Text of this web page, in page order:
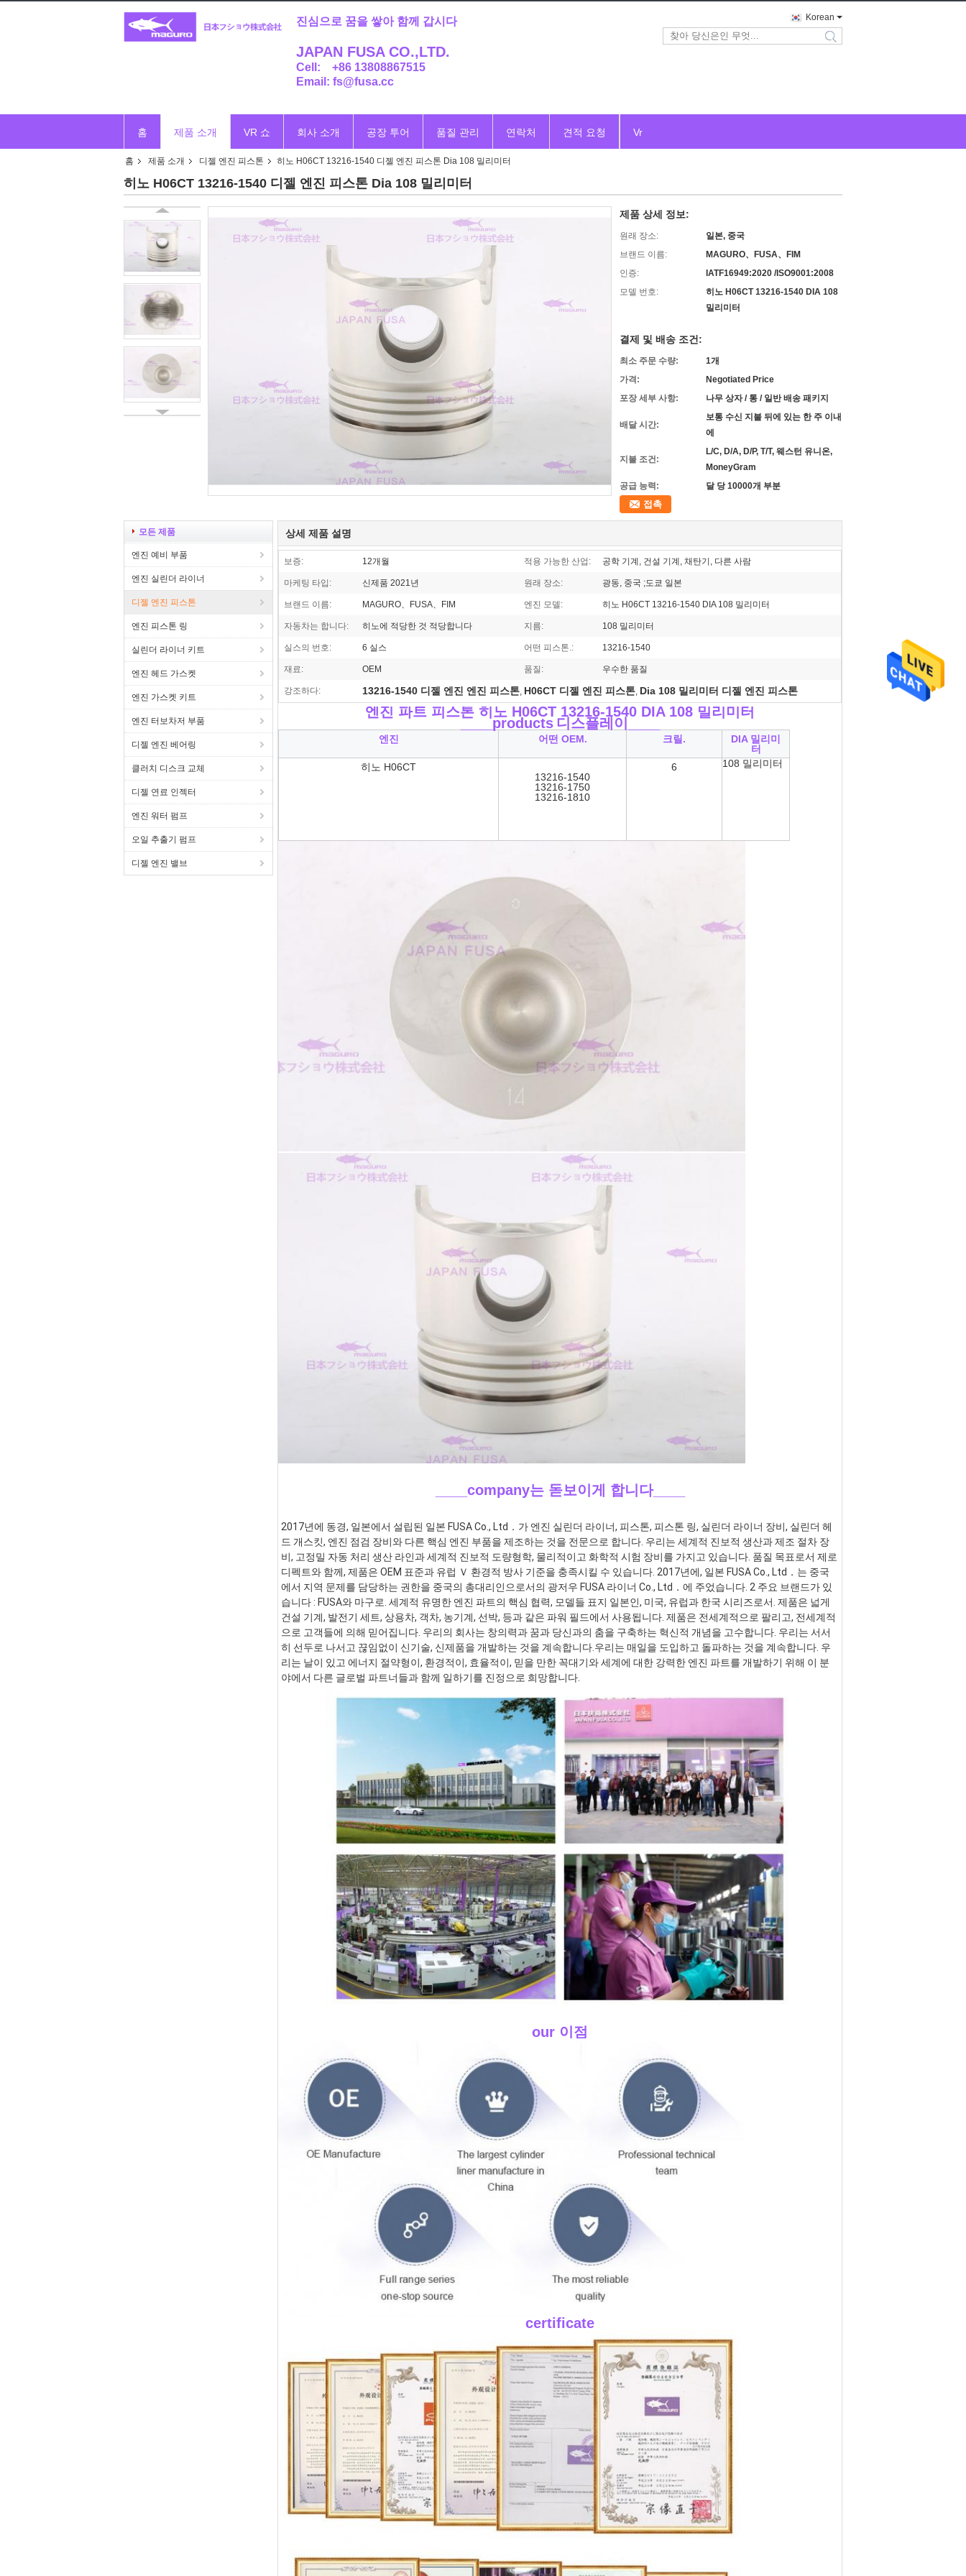
진심으로 꿈을 쌓아 함께 갑시다
JAPAN FUSA CO.,LTD.
Cell: +86 13808867515
Email: fs@fusa.cc
Korean
search
홈 제품 소개 VR 쇼 회사 소개 공장 투어 품질 관리 연락처 견적 요청 Vr
홈 제품 소개 디젤 엔진 피스톤 히노 H06CT 13216-1540 디젤 엔진 피스톤 Dia 108 밀리미터
히노 H06CT 13216-1540 디젤 엔진 피스톤 Dia 108 밀리미터
제품 상세 정보:
원래 장소:
일본, 중국
브랜드 이름:
MAGURO、FUSA、FIM
인증:
IATF16949:2020 /ISO9001:2008
모델 번호:
히노 H06CT 13216-1540 DIA 108
밀리미터
결제 및 배송 조건:
최소 주문 수량:
1개
가격:
Negotiated Price
포장 세부 사항:
나무 상자 / 통 / 일반 배송 패키지
배달 시간:
보통 수신 지불 뒤에 있는 한 주 이내
에
지불 조건:
L/C, D/A, D/P, T/T, 웨스턴 유니온,
MoneyGram
공급 능력:
달 당 10000개 부분
접촉
모든 제품
엔진 예비 부품
엔진 실린더 라이너
디젤 엔진 피스톤
엔진 피스톤 링
실린더 라이너 키트
엔진 헤드 가스켓
엔진 가스켓 키트
엔진 터보차저 부품
디젤 엔진 베어링
클러치 디스크 교체
디젤 연료 인젝터
엔진 워터 펌프
오일 추출기 펌프
디젤 엔진 밸브
상세 제품 설명
보증: 12개월 적용 가능한 산업: 공학 기계, 건설 기계, 채탄기, 다른 사람
마케팅 타입: 신제품 2021년 원래 장소: 광동, 중국 ;도쿄 일본
브랜드 이름: MAGURO、FUSA、FIM 엔진 모델: 히노 H06CT 13216-1540 DIA 108 밀리미터
자동차는 합니다: 히노에 적당한 것 적당합니다 지름: 108 밀리미터
실스의 번호: 6 실스 어떤 피스톤.: 13216-1540
재료: OEM 품질: 우수한 품질
강조하다: 13216-1540 디젤 엔진 엔진 피스톤, H06CT 디젤 엔진 피스톤, Dia 108 밀리미터 디젤 엔진 피스톤
엔진 파트 피스톤 히노 H06CT 13216-1540 DIA 108 밀리미터
____products 디스플레이____
엔진 어떤 OEM. 크릴.
DIA 밀리미
터
히노 H06CT
13216-1540
13216-1750
13216-1810
6 108 밀리미터
____company는 돋보이게 합니다____
2017년에 동경, 일본에서 설립된 일본 FUSA Co., Ltd．가 엔진 실린더 라이너, 피스톤, 피스톤 링, 실린더 라이너 장비, 실린더 헤
드 개스킷, 엔진 점검 장비와 다른 핵심 엔진 부품을 제조하는 것을 전문으로 합니다. 우리는 세계적 진보적 생산과 제조 절차 장
비, 고정밀 자동 처리 생산 라인과 세계적 진보적 도량형학, 물리적이고 화학적 시험 장비를 가지고 있습니다. 품질 목표로서 제로
디펙트와 함께, 제품은 OEM 표준과 유럽 Ｖ 환경적 방사 기준을 충족시킬 수 있습니다. 2017년에, 일본 FUSA Co., Ltd．는 중국
에서 지역 문제를 담당하는 권한을 중국의 총대리인으로서의 광저우 FUSA 라이너 Co., Ltd．에 주었습니다. 2 주요 브랜드가 있
습니다 : FUSA와 마구로. 세계적 유명한 엔진 파트의 핵심 협력, 모델들 표지 일본인, 미국, 유럽과 한국 시리즈로서. 제품은 넓게
건설 기계, 발전기 세트, 상용차, 객차, 농기계, 선박, 등과 같은 파워 필드에서 사용됩니다. 제품은 전세계적으로 팔리고, 전세계적
으로 고객들에 의해 믿어집니다. 우리의 회사는 창의력과 꿈과 당신과의 춤을 구축하는 혁신적 개념을 고수합니다. 우리는 서서
히 선두로 나서고 끊임없이 신기술, 신제품을 개발하는 것을 계속합니다.우리는 매일을 도입하고 돌파하는 것을 계속합니다. 우
리는 날이 있고 에너지 절약형이, 환경적이, 효율적이, 믿을 만한 꼭대기와 세계에 대한 강력한 엔진 파트를 개발하기 위해 이 분
야에서 다른 글로벌 파트너들과 함께 일하기를 진정으로 희망합니다.
____our 이점
____certificate